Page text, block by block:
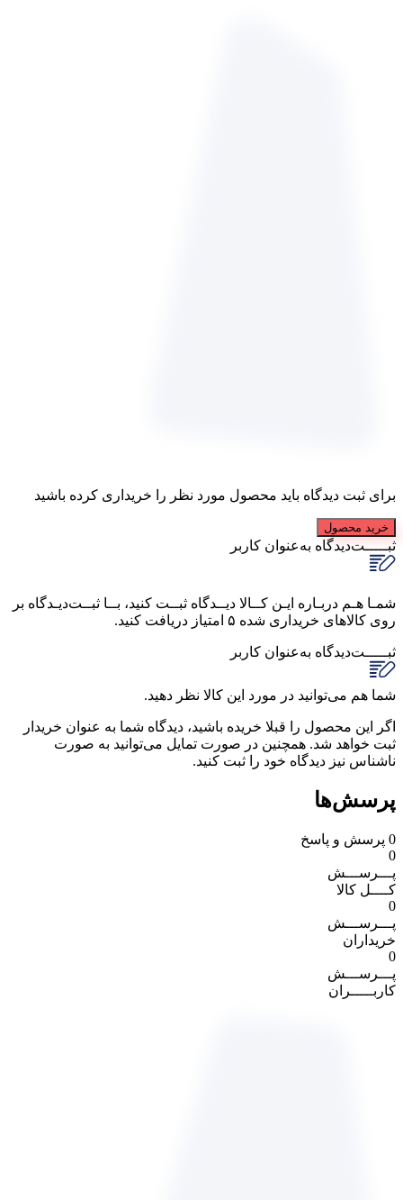
برای ثبت دیدگاه باید محصول مورد نظر را خریداری کرده باشید
خرید محصول
ثبـــــت‌دیدگاه به‌عنوان کاربر
شمـا هـم دربـاره ایـن کــالا دیــدگاه ثبــت کنید، بــا ثبــت‌دیـدگاه بر
روی کالاهای خریداری شده ۵ امتیاز دریافت کنید.
ثبـــــت‌دیدگاه به‌عنوان کاربر
شما هم می‌توانید در مورد این کالا نظر دهید.
اگر این محصول را قبلا خریده باشید، دیدگاه شما به عنوان خریدار
ثبت خواهد شد. همچنین در صورت تمایل می‌توانید به صورت
ناشناس نیز دیدگاه خود را ثبت کنید.
پرسش‌ها
0 پرسش و پاسخ
0
پـــرســـش
کــــل کالا
0
پـــرســـش
خریداران
0
پـــرســـش
کاربـــــران